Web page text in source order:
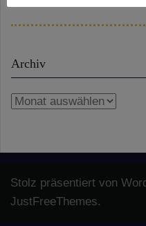
Archiv
Archiv
Stolz präsentiert von
JustFreeThemes.